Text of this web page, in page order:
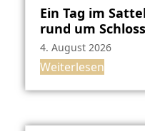
Ein Tag im
rund um
4. August 2026
Weiterlesen